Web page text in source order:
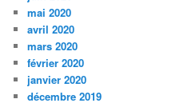
mai 2020
avril 2020
mars 2020
février 2020
janvier 2020
décembre 2019